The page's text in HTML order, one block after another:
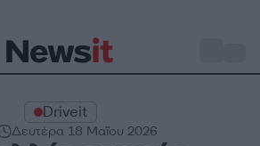
Driveit
Δευτέρα 18 Μαΐου 2026